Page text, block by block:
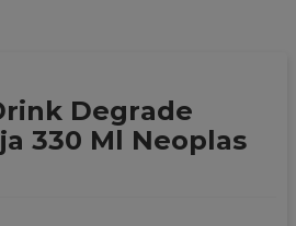
Degrade
330 Ml Neoplas